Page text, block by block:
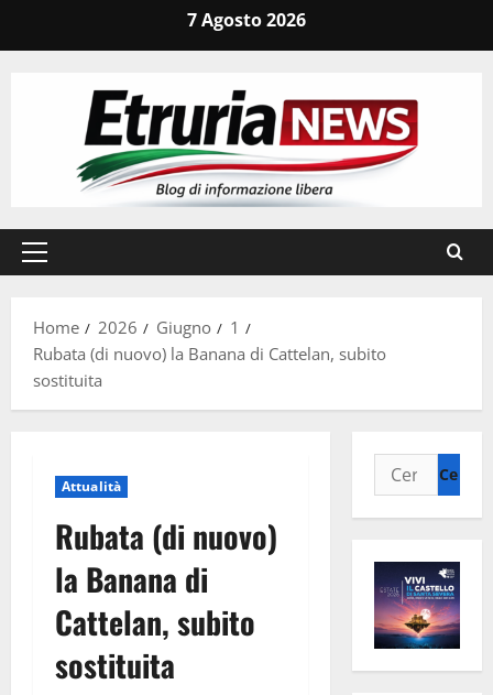
7 Agosto 2026
Menu
Home
2026 Giugno
1
Rubata (di nuovo) la Banana di Cattelan, subito
sostituita
Attualità
Rubata (di nuovo)
la Banana di
Cattelan, subito
sostituita
Ricerca
per: